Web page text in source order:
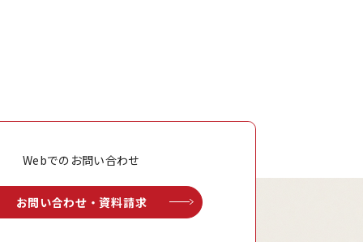
Webでのお問い合わせ
お問い合わせ・資料請求